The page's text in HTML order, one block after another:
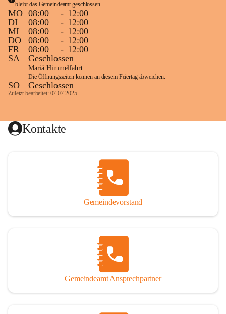
bleibt das Gemeindeamt geschlossen.
MO 08:00 - 12:00
DI
08:00 - 12:00
MI
08:00 - 12:00
DO
08:00 - 12:00
FR
08:00 - 12:00
SA
Geschlossen
Mariä Himmelfahrt:
Die Öffnungszeiten können an diesem Feiertag abweichen.
SO Geschlossen
Zuletzt bearbeitet: 07.07.2025
Kontakte
Gemeindevorstand
Gemeindeamt Ansprechpartner